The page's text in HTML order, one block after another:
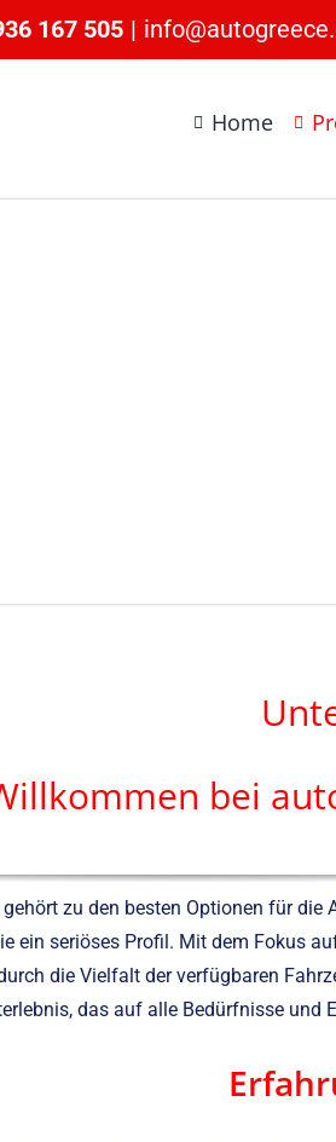
167 505 |
Home
bei
gehört zu den besten Optionen für die
ein seriöses Profil. Mit dem Fokus
die Vielfalt der verfügbaren
das auf alle Bedürfnisse und